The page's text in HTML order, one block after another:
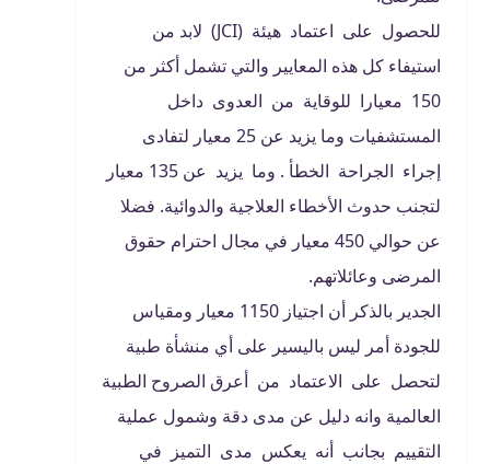
للحصول على اعتماد هيئة (JCI) لابد من
استيفاء كل هذه المعايير والتي تشمل أكثر من
150 معيارا للوقاية من العدوى داخل
المستشفيات وما يزيد عن 25 معيار لتفادى
إجراء الجراحة الخطأ . وما يزيد عن 135 معيار
لتجنب حدوث الأخطاء العلاجية والدوائية. فضلا
عن حوالي 450 معيار في مجال احترام حقوق
المرضى وعائلاتهم.
الجدير بالذكر أن اجتياز 1150 معيار ومقياس
للجودة أمر ليس باليسير على أي منشأة طبية
لتحصل على الاعتماد من أعرق الصروح الطبية
العالمية وانه دليل عن مدى دقة وشمول عملية
التقييم بجانب أنه يعكس مدى التميز في